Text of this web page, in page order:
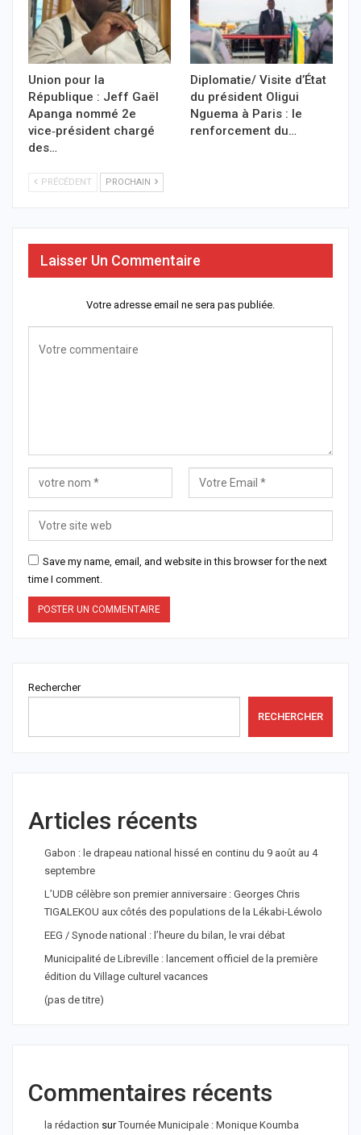
Union pour la
République : Jeff Gaël
Apanga nommé 2e
vice‑président chargé
des…
Diplomatie/ Visite d’État
du président Oligui
Nguema à Paris : le
renforcement du…
PRÉCÉDENT PROCHAIN
Laisser Un Commentaire
Votre adresse email ne sera pas publiée.
Save my name, email, and website in this browser for the next
time I comment.
Rechercher
RECHERCHER
Articles récents
Gabon : le drapeau national hissé en continu du 9 août au 4
septembre
L’UDB célèbre son premier anniversaire : Georges Chris
TIGALEKOU aux côtés des populations de la Lékabi-Léwolo
EEG / Synode national : l’heure du bilan, le vrai débat
Municipalité de Libreville : lancement officiel de la première
édition du Village culturel vacances
(pas de titre)
Commentaires récents
la rédaction surTournée Municipale : Monique Koumba